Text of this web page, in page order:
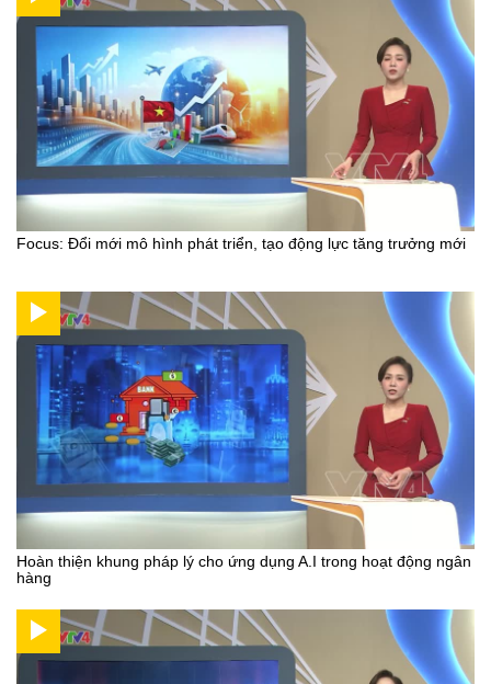
Focus: Đổi mới mô hình phát triển, tạo động lực tăng trưởng mới
Hoàn thiện khung pháp lý cho ứng dụng A.I trong hoạt động ngân
hàng